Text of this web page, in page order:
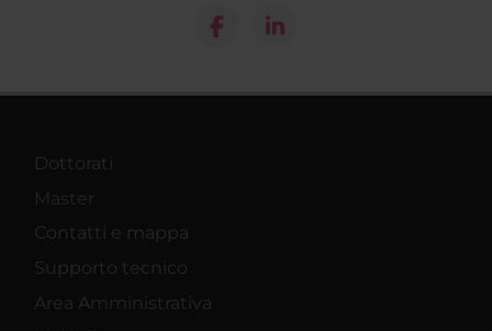
Dottorati
Master
Contatti e mappa
Supporto tecnico
Area Amministrativa